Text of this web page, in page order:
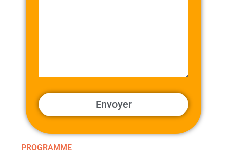
PROGRAMME